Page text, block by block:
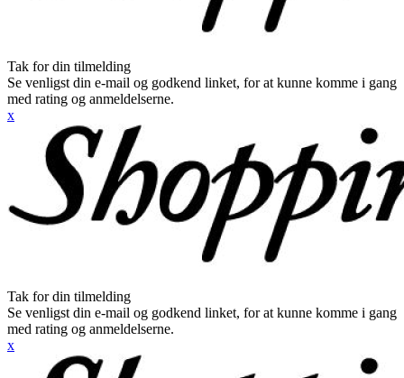
Tak for din tilmelding
Se venligst din e-mail og godkend linket, for at kunne komme i gang
med rating og anmeldelserne.
x
Tak for din tilmelding
Se venligst din e-mail og godkend linket, for at kunne komme i gang
med rating og anmeldelserne.
x